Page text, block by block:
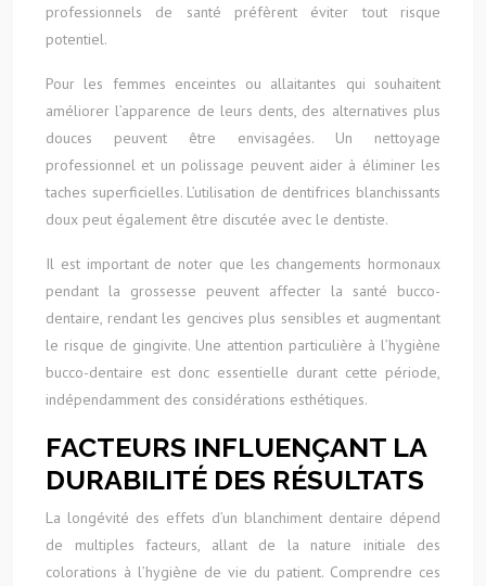
professionnels de santé préfèrent éviter tout risque
potentiel.
Pour les femmes enceintes ou allaitantes qui souhaitent
améliorer l’apparence de leurs dents, des alternatives plus
douces peuvent être envisagées. Un nettoyage
professionnel et un polissage peuvent aider à éliminer les
taches superficielles. L’utilisation de dentifrices blanchissants
doux peut également être discutée avec le dentiste.
Il est important de noter que les changements hormonaux
pendant la grossesse peuvent affecter la santé bucco-
dentaire, rendant les gencives plus sensibles et augmentant
le risque de gingivite. Une attention particulière à l’hygiène
bucco-dentaire est donc essentielle durant cette période,
indépendamment des considérations esthétiques.
FACTEURS INFLUENÇANT LA
DURABILITÉ DES RÉSULTATS
La longévité des effets d’un blanchiment dentaire dépend
de multiples facteurs, allant de la nature initiale des
colorations à l’hygiène de vie du patient. Comprendre ces